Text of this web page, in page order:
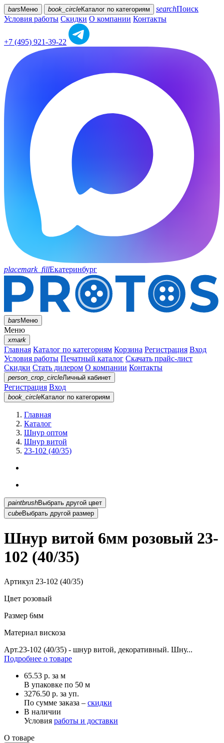
bars Меню book_circleКаталог по категориям searchПоиск
Условия работы Скидки О компании Контакты
+7 (495) 921-39-22
placemark_fillЕкатеринбург
barsМеню
Меню
xmark
Главная Каталог по категориям Корзина Регистрация Вход
Условия работы Печатный каталог Скачать прайс-лист
Скидки Стать дилером О компании Контакты
person_crop_circleЛичный кабинет
Регистрация Вход
book_circleКаталог по категориям
Главная
Каталог
Шнур оптом
Шнур витой
23-102 (40/35)
paintbrush
Выбрать другой цвет
cubeВыбрать другой размер
Шнур витой 6мм розовый 23-
102 (40/35)
Артикул 23-102 (40/35)
Цвет розовый
Размер 6мм
Материал вискоза
Арт.23-102 (40/35) - шнур витой, декоративный. Шну...
Подробнее о товаре
65.53 р. за м
В упаковке по 50 м
3276.50 р. за уп.
По сумме заказа – скидки
В наличии
Условия работы и доставки
О товаре